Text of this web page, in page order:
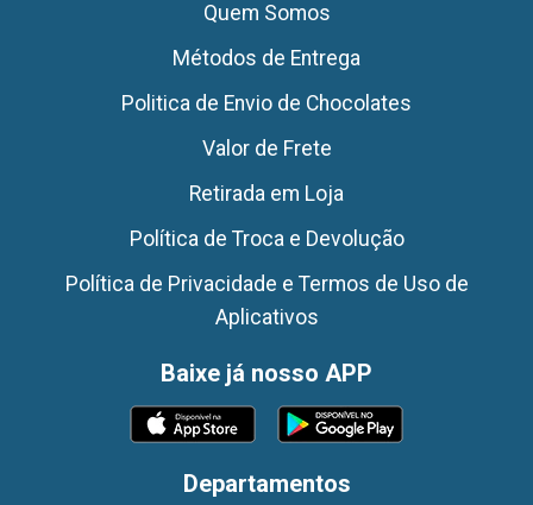
Quem Somos
Métodos de Entrega
Politica de Envio de Chocolates
Valor de Frete
Retirada em Loja
Política de Troca e Devolução
Política de Privacidade e Termos de Uso de
Aplicativos
Baixe já nosso APP
Departamentos